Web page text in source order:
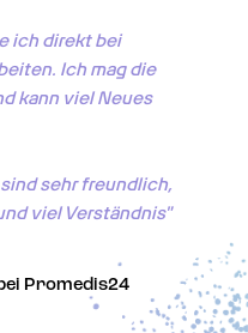
ich direkt bei
Ich mag die
kann viel Neues
sehr freundlich,
viel Verständnis"
Promedis24